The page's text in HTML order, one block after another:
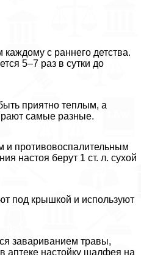
каждому с раннего детства.
5–7 раз в сутки до
приятно теплым, а
самые разные.
и противовоспалительным
настоя берут 1 ст. л. сухой
под крышкой и используют
завариванием травы,
аптеке настойку шалфея на